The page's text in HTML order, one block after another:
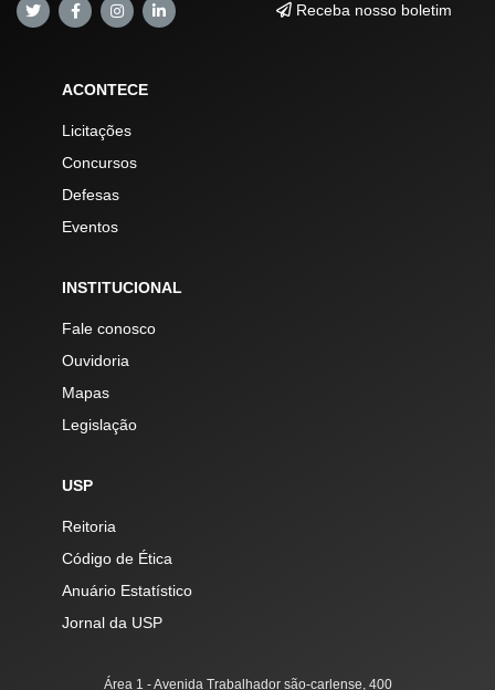
Receba nosso boletim
ACONTECE
Licitações
Concursos
Defesas
Eventos
INSTITUCIONAL
Fale conosco
Ouvidoria
Mapas
Legislação
USP
Reitoria
Código de Ética
Anuário Estatístico
Jornal da USP
Área 1 - Avenida Trabalhador são-carlense, 400